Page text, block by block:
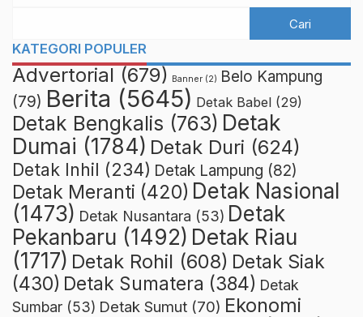
KATEGORI POPULER
Advertorial (679) Banner (2) Belo Kampung
(79) Berita (5645) Detak Babel (29)
Detak Bengkalis (763) Detak
Dumai (1784) Detak Duri (624)
Detak Inhil (234) Detak Lampung (82)
Detak Meranti (420) Detak Nasional
(1473) Detak Nusantara (53) Detak
Pekanbaru (1492) Detak Riau
(1717) Detak Rohil (608) Detak Siak
(430) Detak Sumatera (384) Detak
Sumbar (53) Detak Sumut (70) Ekonomi